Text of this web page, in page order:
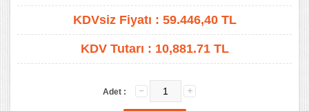
KDVsiz Fiyatı : 59.446,40TL
KDV Tutarı : 10,881.71 TL
Adet :